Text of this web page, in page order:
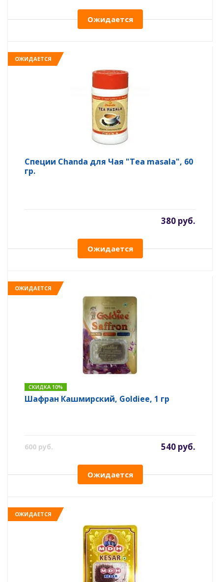
Ожидается
ОЖИДАЕТСЯ
Специи Chanda для Чая "Tea masala", 60
гр.
380 руб.
Ожидается
ОЖИДАЕТСЯ
СКИДКА 10%
Шафран Кашмирский, Goldiee, 1 гр
600 руб. 540 руб.
Ожидается
ОЖИДАЕТСЯ